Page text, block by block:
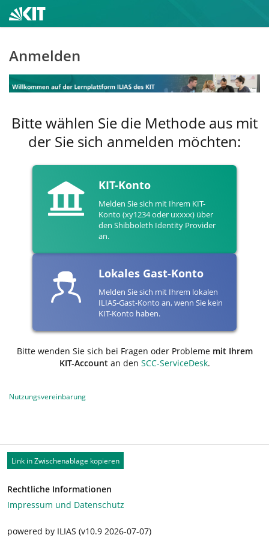
Anmelden
Bitte wählen Sie die Methode aus mit
der Sie sich anmelden möchten:
KIT-Konto
Melden Sie sich mit Ihrem KIT-
Konto (xy1234 oder uxxxx) über
den Shibboleth Identity Provider
an.
Lokales Gast-Konto
Melden Sie sich mit Ihrem lokalen
ILIAS-Gast-Konto an, wenn Sie kein
KIT-Konto haben.
Bitte wenden Sie sich bei Fragen oder Probleme mit Ihrem
KIT-Accountan den SCC-ServiceDesk.
Nutzungsvereinbarung
Link in Zwischenablage kopieren
Rechtliche Informationen
Impressum und Datenschutz
powered by ILIAS (v10.9 2026-07-07)